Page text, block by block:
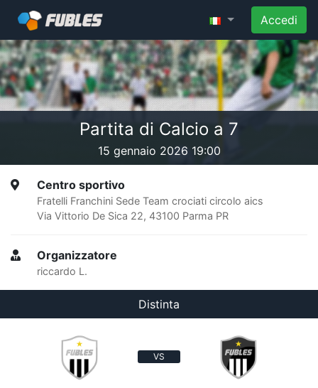
Accedi
Partita di Calcio a 7
15 gennaio 2026 19:00
Centro sportivo
Fratelli Franchini Sede Team crociati circolo aics
Via Vittorio De Sica 22, 43100 Parma PR
Organizzatore
riccardo L.
Distinta
VS